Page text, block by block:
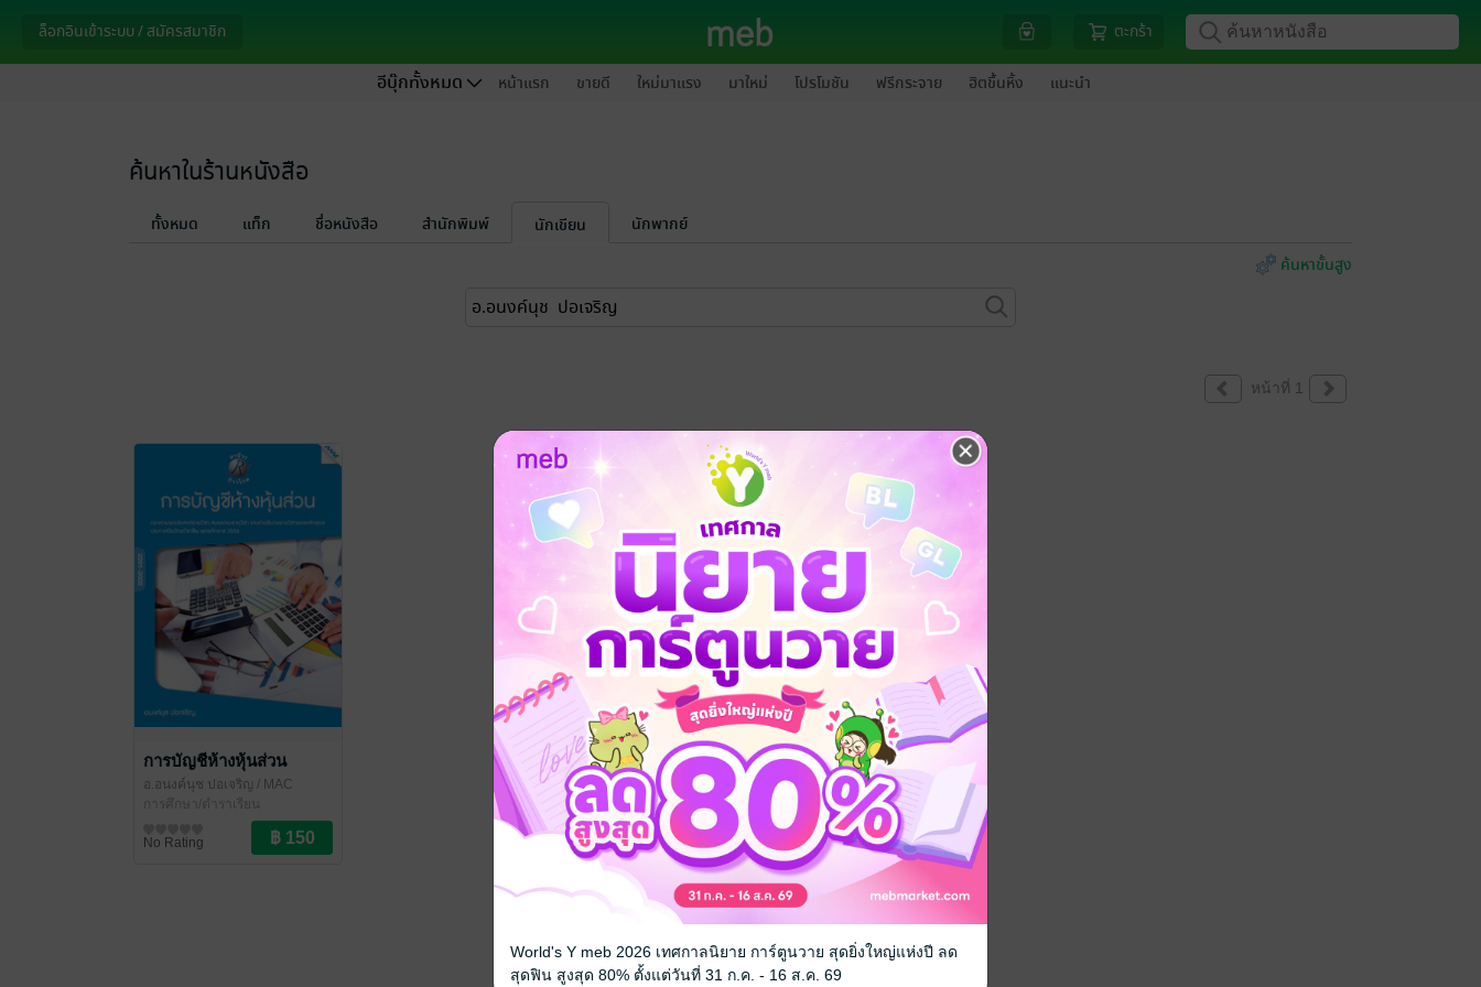
ล็อกอินเข้าระบบ / สมัครสมาชิก ตะกร้า
อีบุ๊กทั้งหมด หน้าแรก ขายดี ใหม่มาแรง มาใหม่ โปรโมชัน ฟรีกระจาย ฮิตขึ้นหิ้ง แนะนำ
ค้นหาในร้านหนังสือ
ทั้งหมด แท็ก ชื่อหนังสือ สำนักพิมพ์ นักเขียน
นักพากย์
ค้นหาขั้นสูง
หน้าที่ 1
การบัญชีห้างหุ้นส่วน
อ.อนงค์นุช ปอเจริญ / MAC
Education
การศึกษา/ตำราเรียน
No Rating
หน้าที่ 1
World's Y meb 2026 เทศกาลนิยาย การ์ตูนวาย สุดยิ่งใหญ่แห่งปี ลด
สุดฟิน สูงสุด 80% ตั้งแต่วันที่ 31 ก.ค. - 16 ส.ค. 69